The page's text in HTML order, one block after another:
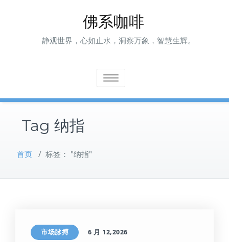
佛系咖啡
静观世界，心如止水，洞察万象，智慧生辉。
Toggle navigation
Tag 纳指
首页 / 标签： "纳指"
市场脉搏 6 月 12,2026